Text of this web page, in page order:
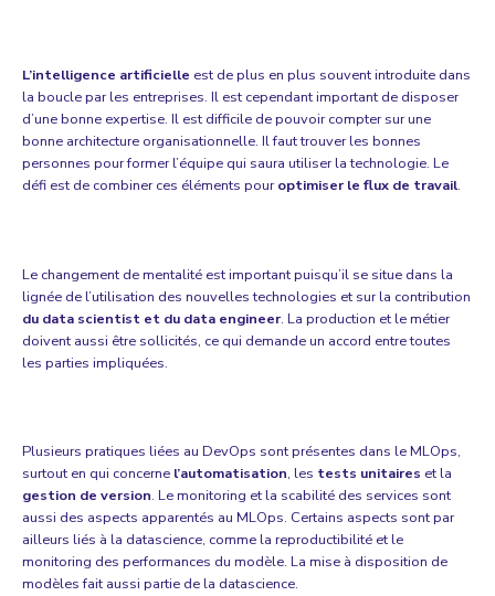
L’intelligence artificielle est de plus en plus souvent introduite dans
la boucle par les entreprises. Il est cependant important de disposer
d’une bonne expertise. Il est difficile de pouvoir compter sur une
bonne architecture organisationnelle. Il faut trouver les bonnes
personnes pour former l’équipe qui saura utiliser la technologie. Le
défi est de combiner ces éléments pouroptimiser le flux de travail.
Le changement de mentalité est important puisqu’il se situe dans la
lignée de l’utilisation des nouvelles technologies et sur la contribution
du data scientist et du data engineer. La production et le métier
doivent aussi être sollicités, ce qui demande un accord entre toutes
les parties impliquées.
Plusieurs pratiques liées au DevOps sont présentes dans le MLOps,
surtout en qui concerne l’automatisation, les tests unitaires et la
gestion de version. Le monitoring et la scabilité des services sont
aussi des aspects apparentés au MLOps. Certains aspects sont par
ailleurs liés à la datascience, comme la reproductibilité et le
monitoring des performances du modèle. La mise à disposition de
modèles fait aussi partie de la datascience.